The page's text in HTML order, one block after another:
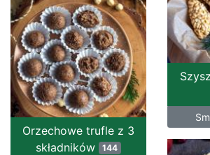
Orzechowe trufle z 3
składników 144